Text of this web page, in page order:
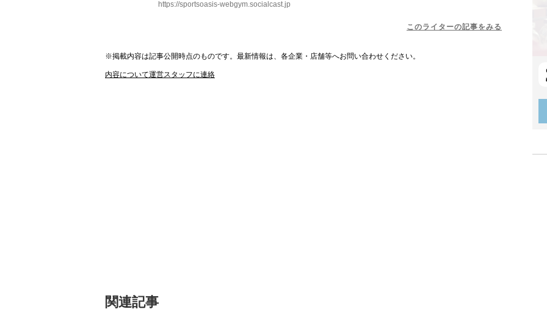
https://sportsoasis-webgym.socialcast.jp
このライターの記事をみる
※掲載内容は記事公開時点のものです。最新情報は、各企業・店舗等へお問い合わせください。
内容について運営スタッフに連絡
関連記事